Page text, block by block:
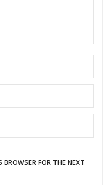
FOR THE NEXT